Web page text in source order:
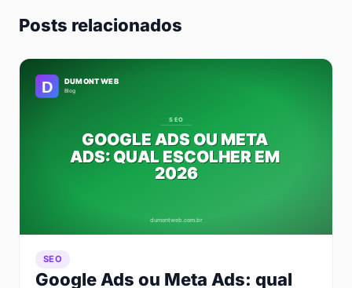
Posts relacionados
SEO
Google Ads ou Meta Ads: qual